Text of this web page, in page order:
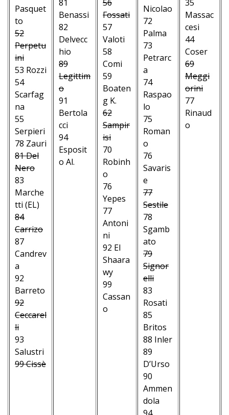
Pasquet
to
52
Perpetu
ini
53 Rozzi
54
Scarfag
na
55
Serpieri
78 Zauri
81 Del
Nero
83
Marche
tti (EL)
84
Carrizo
87
Candrev
a
92
Barreto
92
Ceccarel
li
93
Salustri
99 Cissè
81
Benassi
82
Delvecc
hio
89
Legittim
o
91
Bertola
cci
94
Esposit
o Al.
56
Fossati
57
Valoti
58
Comi
59
Boaten
g K.
62
Sampir
isi
70
Robinh
o
76
Yepes
77
Antoni
ni
92 El
Shaara
wy
99
Cassan
o
Nicolao
72
Palma
73
Petrarc
a
74
Raspao
lo
75
Roman
o
76
Savaris
e
77
Sestile
78
Sgamb
ato
79
Signor
elli
83
Rosati
85
Britos
88 Inler
89
D’Urso
90
Ammen
dola
94
35
Massac
cesi
44
Coser
69
Meggi
orini
77
Rinaud
o